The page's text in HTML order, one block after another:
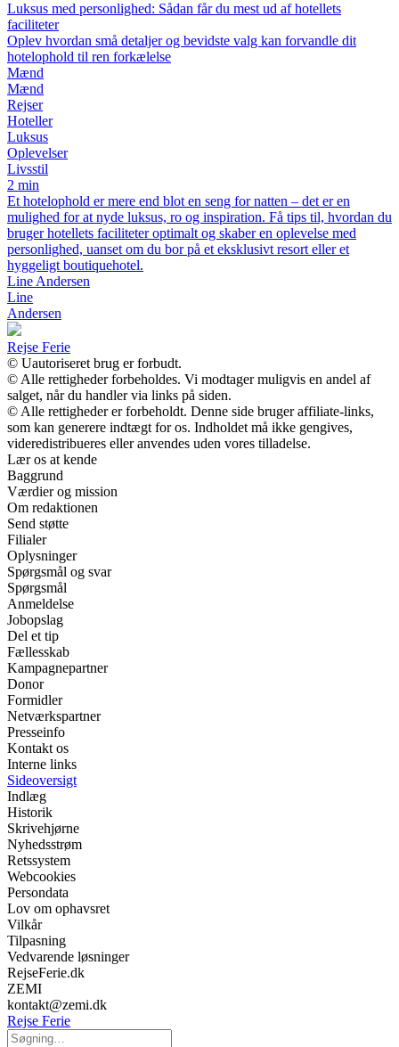
Luksus med personlighed: Sådan får du mest ud af hotellets
faciliteter
Oplev hvordan små detaljer og bevidste valg kan forvandle dit
hotelophold til ren forkælelse
Mænd
Mænd
Rejser
Hoteller
Luksus
Oplevelser
Livsstil
2 min
Et hotelophold er mere end blot en seng for natten – det er en
mulighed for at nyde luksus, ro og inspiration. Få tips til, hvordan du
bruger hotellets faciliteter optimalt og skaber en oplevelse med
personlighed, uanset om du bor på et eksklusivt resort eller et
hyggeligt boutiquehotel.
Line Andersen
Line
Andersen
Rejse Ferie
© Uautoriseret brug er forbudt.
© Alle rettigheder forbeholdes. Vi modtager muligvis en andel af
salget, når du handler via links på siden.
© Alle rettigheder er forbeholdt. Denne side bruger affiliate-links,
som kan generere indtægt for os. Indholdet må ikke gengives,
videredistribueres eller anvendes uden vores tilladelse.
Lær os at kende
Baggrund
Værdier og mission
Om redaktionen
Send støtte
Filialer
Oplysninger
Spørgsmål og svar
Spørgsmål
Anmeldelse
Jobopslag
Del et tip
Fællesskab
Kampagnepartner
Donor
Formidler
Netværkspartner
Presseinfo
Kontakt os
Interne links
Sideoversigt
Indlæg
Historik
Skrivehjørne
Nyhedsstrøm
Retssystem
Webcookies
Persondata
Lov om ophavsret
Vilkår
Tilpasning
Vedvarende løsninger
RejseFerie.dk
ZEMI
kontakt@zemi.dk
Rejse Ferie